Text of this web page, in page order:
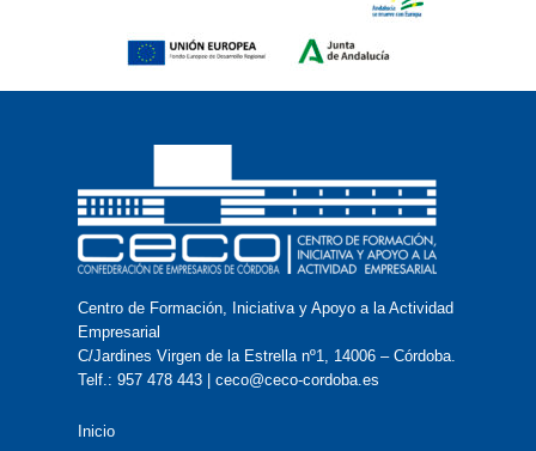
Centro de Formación, Iniciativa y Apoyo a la Actividad
Empresarial
C/Jardines Virgen de la Estrella nº1, 14006 – Córdoba.
Telf.: 957 478 443 | ceco@ceco-cordoba.es
Inicio